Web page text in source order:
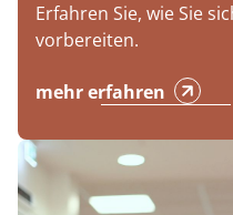
Erfahren Sie, wie Sie
vorbereiten.
mehr erfahren